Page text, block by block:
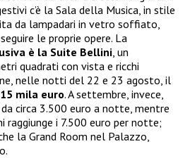
c’è la Sala della Musica, in stile
da lampadari in vetro soffiato,
le proprie opere. La
è la Suite Bellini , un
quadrati con vista e ricchi
nelle notti del 22 e 23 agosto, il
mila euro. A settembre, invece,
circa 3.500 euro a notte, mentre
i 7.500 euro per notte;
la Grand Room nel Palazzo,